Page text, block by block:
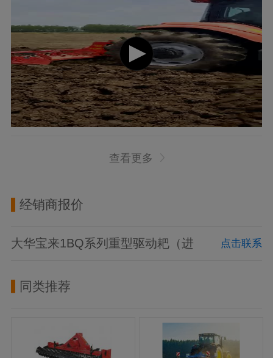
查看更多
经销商报价
大华宝来1BQ系列重型驱动耙（进
点击联系
同类推荐